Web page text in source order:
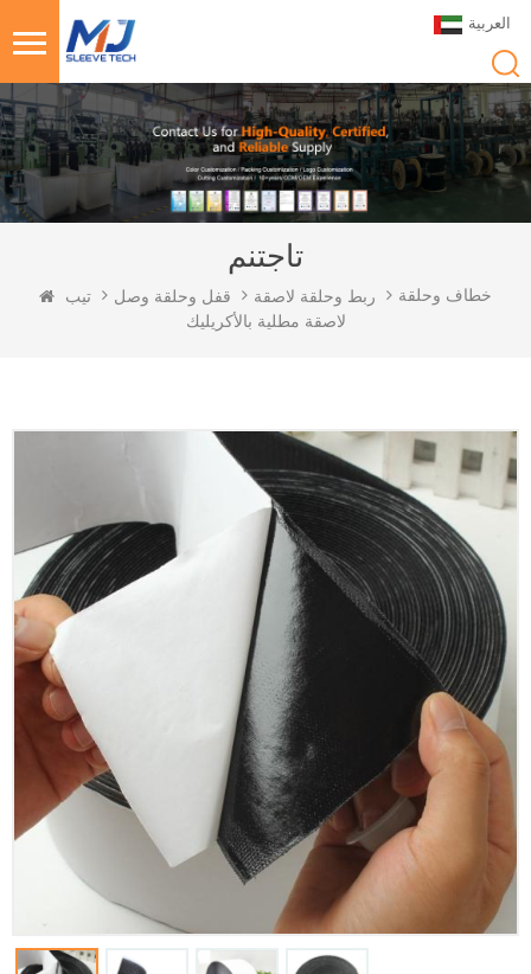
العربية
تاجتنم
تيب قفل وحلقة وصل ربط وحلقة لاصقة
خطاف وحلقة
لاصقة مطلية بالأكريليك